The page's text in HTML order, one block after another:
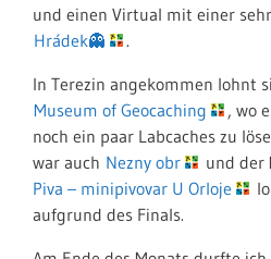
und einen Virtual mit einer
Hrádek👻
.
In Terezin angekommen lohnt
Museum of Geocaching
, wo
noch ein paar Labcaches zu
war auch Nezny obr und der
Piva – minipivovar U Orloje
aufgrund des Finals.